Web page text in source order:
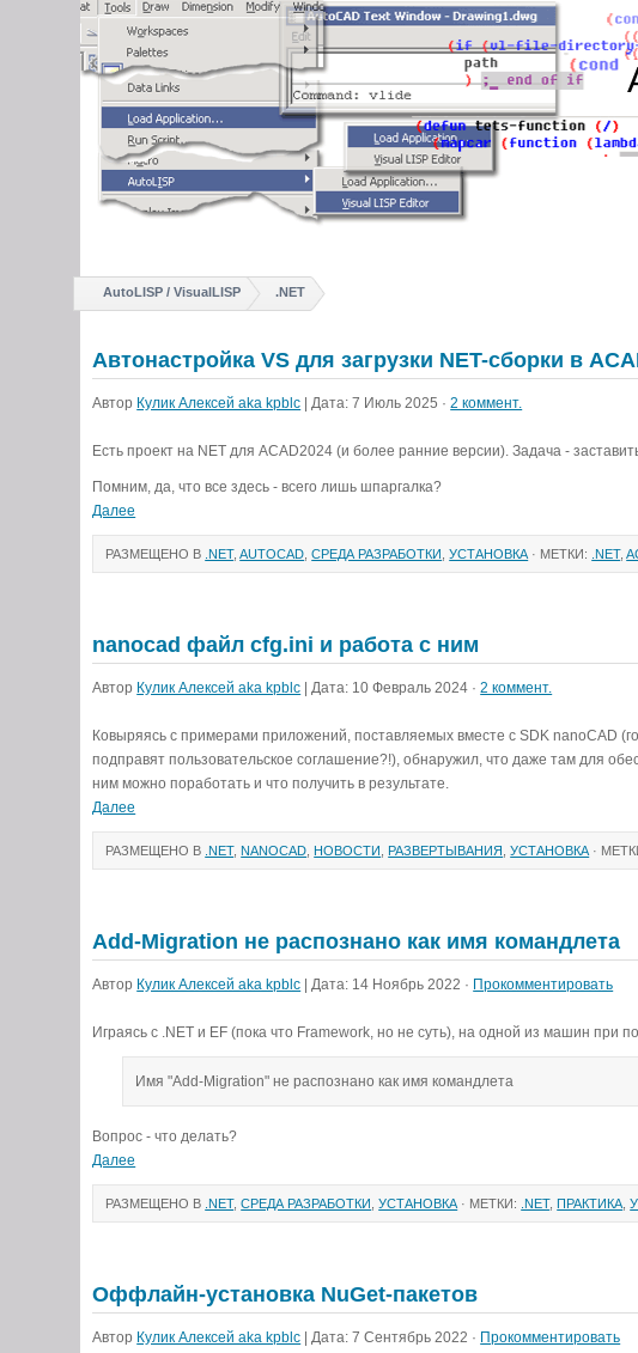
AutoLISP / VisualLISP .NET
Автонастройка VS для загрузки NET-сборки в
Автор Кулик Алексей aka kpblc | Дата: 7 Июль 2025 ·2 коммент.
Есть проект на NET для ACAD2024 (и более ранние версии). Задача -
Помним, да, что все здесь - всего лишь шпаргалка?
Далее
РАЗМЕЩЕНО В .NET,AUTOCAD ,СРЕДА РАЗРАБОТКИ ,УСТАНОВКА · МЕТКИ: .NET,
nanocad файл cfg.ini и работа с ним
Автор Кулик Алексей aka kpblc | Дата: 10 Февраль 2024 ·2 коммент.
Ковыряясь с примерами приложений, поставляемых вместе с SDK nanoCAD
подправят пользовательское соглашение?!), обнаружил, что даже там для
ним можно поработать и что получить в результате.
Далее
РАЗМЕЩЕНО В .NET,NANOCAD ,НОВОСТИ ,РАЗВЕРТЫВАНИЯ ,УСТАНОВКА ·
Add-Migration не распознано как имя командлета
Автор Кулик Алексей aka kpblc | Дата: 14 Ноябрь 2022 · Прокомментировать
Играясь с .NET и EF (пока что Framework, но не суть), на одной из машин при
Имя "Add-Migration" не распознано как имя командлета
Вопрос - что делать?
Далее
РАЗМЕЩЕНО В .NET,СРЕДА РАЗРАБОТКИ ,УСТАНОВКА · МЕТКИ: .NET,ПРАКТИКА ,
Оффлайн-установка NuGet-пакетов
Автор Кулик Алексей aka kpblc | Дата: 7 Сентябрь 2022 · Прокомментировать